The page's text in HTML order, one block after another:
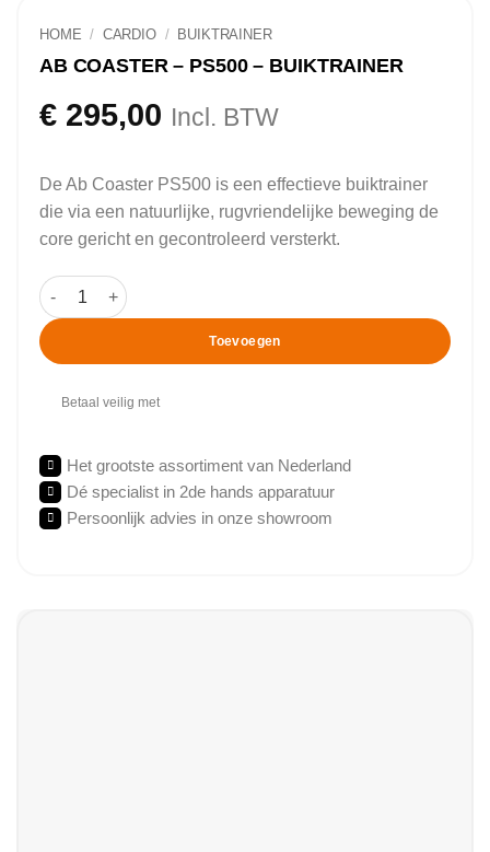
HOME / CARDIO / BUIKTRAINER
AB COASTER – PS500 – BUIKTRAINER
€295,00 Incl. BTW
De Ab Coaster PS500 is een effectieve buiktrainer
die via een natuurlijke, rugvriendelijke beweging de
core gericht en gecontroleerd versterkt.
Ab Coaster - PS500 - Buiktrainer aantal
Toevoegen
Betaal veilig met
Het grootste assortiment van Nederland
Dé specialist in 2de hands apparatuur
Persoonlijk advies in onze showroom